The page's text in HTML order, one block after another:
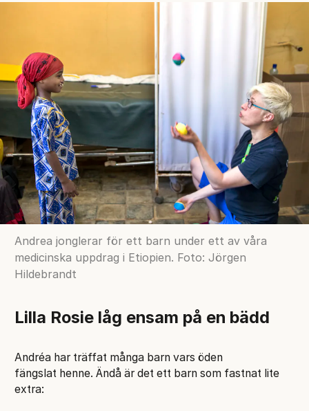
Andrea jonglerar för ett barn under ett av våra
medicinska uppdrag i Etiopien. Foto: Jörgen
Hildebrandt
Lilla Rosie låg ensam på en bädd
Andréa har träffat många barn vars öden
fängslat henne. Ändå är det ett barn som fastnat lite
extra: